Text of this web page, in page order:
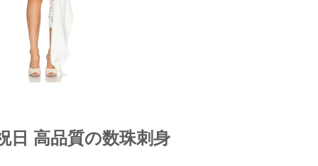
日 高品質の数珠刺身